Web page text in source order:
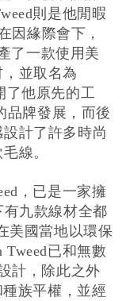
則是他閒暇
因緣際會下，
了一款使用美
並取名為
了他原先的工
品牌發展，而後
計了許多時尚
線。
，已是一家擁
九款線材全都
美國當地以環保
Tweed已和無數
計，除此之外
族平權，並經